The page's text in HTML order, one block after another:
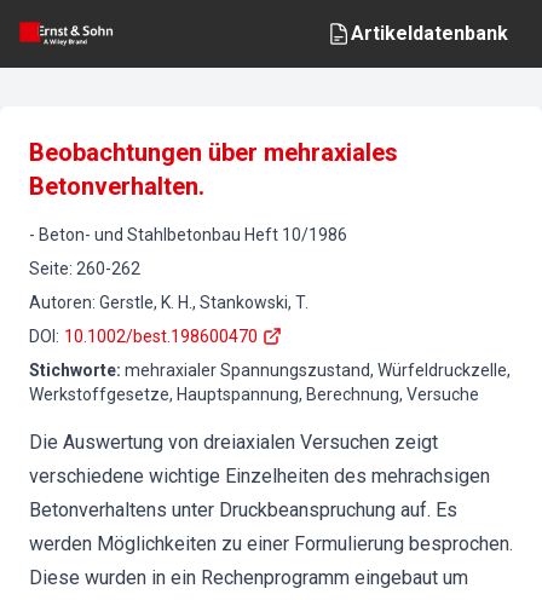
Artikeldatenbank
Beobachtungen über mehraxiales
Betonverhalten.
- Beton- und Stahlbetonbau Heft 10/1986
Seite: 260-262
Autoren: Gerstle, K. H., Stankowski, T.
DOI : 10.1002/best.198600470
Stichworte: mehraxialer Spannungszustand, Würfeldruckzelle,
Werkstoffgesetze, Hauptspannung, Berechnung, Versuche
Die Auswertung von dreiaxialen Versuchen zeigt
verschiedene wichtige Einzelheiten des mehrachsigen
Betonverhaltens unter Druckbeanspruchung auf. Es
werden Möglichkeiten zu einer Formulierung besprochen.
Diese wurden in ein Rechenprogramm eingebaut um